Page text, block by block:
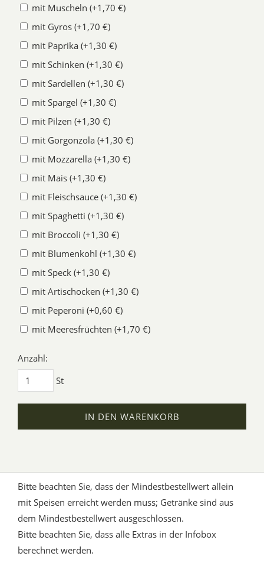
mit Muscheln (+1,70 €)
mit Gyros (+1,70 €)
mit Paprika (+1,30 €)
mit Schinken (+1,30 €)
mit Sardellen (+1,30 €)
mit Spargel (+1,30 €)
mit Pilzen (+1,30 €)
mit Gorgonzola (+1,30 €)
mit Mozzarella (+1,30 €)
mit Mais (+1,30 €)
mit Fleischsauce (+1,30 €)
mit Spaghetti (+1,30 €)
mit Broccoli (+1,30 €)
mit Blumenkohl (+1,30 €)
mit Speck (+1,30 €)
mit Artischocken (+1,30 €)
mit Peperoni (+0,60 €)
mit Meeresfrüchten (+1,70 €)
Anzahl:
St
IN DEN WARENKORB
Bitte beachten Sie, dass der Mindestbestellwert allein
mit Speisen erreicht werden muss; Getränke sind aus
dem Mindestbestellwert ausgeschlossen.
Bitte beachten Sie, dass alle Extras in der Infobox
berechnet werden.